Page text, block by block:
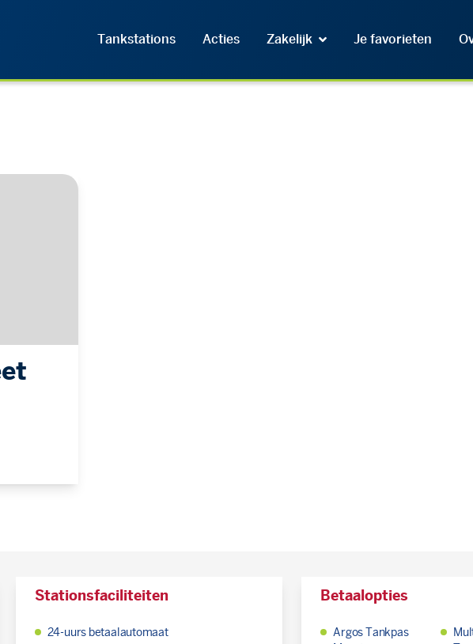
Tankstations Acties Zakelijk Je favorieten
Stationsfaciliteiten
24-uurs betaalautomaat
Betaalopties
Argos Tankpas